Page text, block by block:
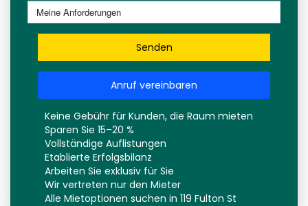
Senden
Anruf vereinbaren
Keine Gebühr für Kunden, die Raum mieten
Sparen Sie 15–20 %
Vollständige Auflistungen
Etablierte Erfolgsbilanz
Arbeiten Sie exklusiv für Sie
Wir vertreten nur den Mieter
Alle Mietoptionen suchen in 119 Fulton St